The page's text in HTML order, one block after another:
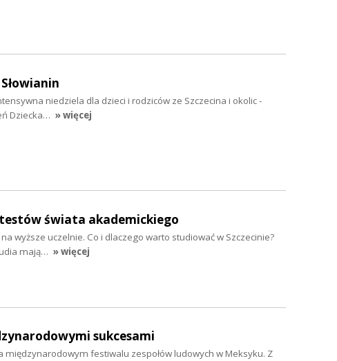
niedziela dla dzieci i rodziców ze Szczecina i okolic -
Dziecka… » więcej
świata akademickiego
wyższe uczelnie. Co i dlaczego warto studiować w Szczecinie?
mają… » więcej
sukcesami
festiwalu zespołów ludowych w Meksyku. Z